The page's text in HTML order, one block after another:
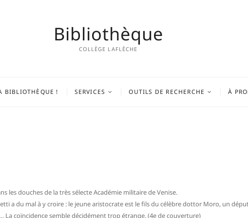
Bibliothèque
COLLÈGE LAFLÈCHE
BIBLIOTHÈQUE ! SERVICES OUTILS DE RECHERCHE À
les douches de la très sélecte Académie militaire de Venise.
a du mal à y croire : le jeune aristocrate est le fils du célèbre dottor Moro, un
La coïncidence semble décidément trop étrange. (4e de couverture)